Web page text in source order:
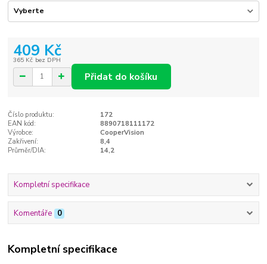
409 Kč
365 Kč bez DPH
Přidat do košíku
Číslo produktu:
172
EAN kód:
8890718111172
Výrobce:
CooperVision
Zakřivení:
8,4
Průměr/DIA:
14,2
Kompletní specifikace
Komentáře 0
Kompletní specifikace